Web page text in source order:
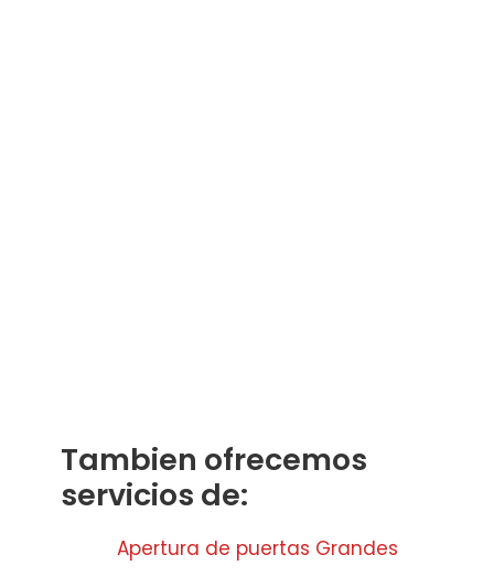
Tambien ofrecemos
servicios de:
Apertura de puertas Grandes